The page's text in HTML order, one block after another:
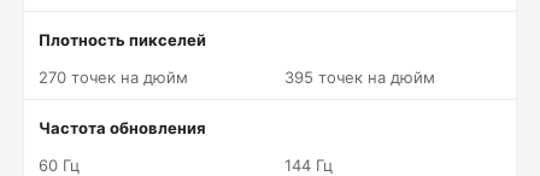
Плотность пикселей
270 точек на дюйм
395 точек на дюйм
Частота обновления
60 Гц
144 Гц